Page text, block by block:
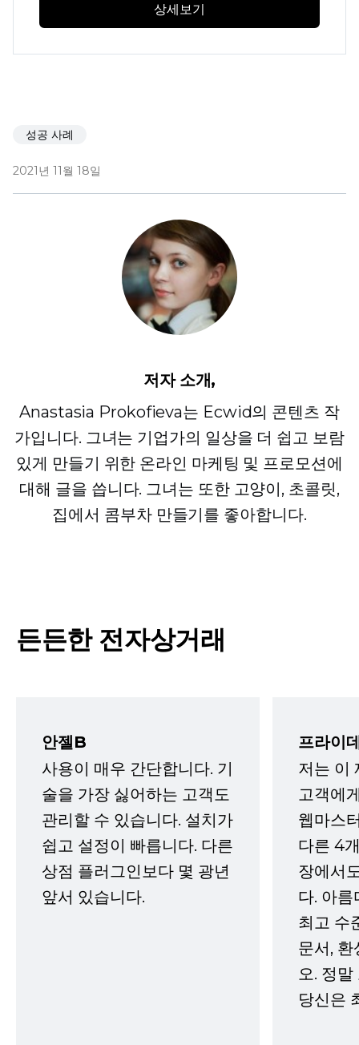
상세보기
성공 사례
2021년 11월 18일
저자 소개,
Anastasia Prokofieva는 Ecwid의 콘텐츠 작
가입니다. 그녀는 기업가의 일상을 더 쉽고 보람
있게 만들기 위한 온라인 마케팅 및 프로모션에
대해 글을 씁니다. 그녀는 또한 고양이, 초콜릿,
집에서 콤부차 만들기를 좋아합니다.
든든한 전자상거래
안젤B
사용이 매우 간단합니다. 기
술을 가장 싫어하는 고객도
관리할 수 있습니다. 설치가
쉽고 설정이 빠릅니다. 다른
상점 플러그인보다 몇 광년
앞서 있습니다.
프라이
저는 이
고객에
웹마스
다른 4
장에서
다. 아름
최고 수
문서,
오. 정
당신은